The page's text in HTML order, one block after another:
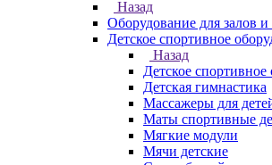
Назад
Оборудование для залов и
Детское спортивное
Назад
Детское спортивное
Детская гимнастика
Массажеры для
Маты спортивные
Мягкие модули
Мячи детские